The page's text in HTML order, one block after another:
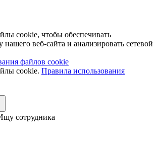
cookie, чтобы обеспечивать
веб-сайта и анализировать сетевой
файлов cookie
cookie. Правила использования
сотрудника